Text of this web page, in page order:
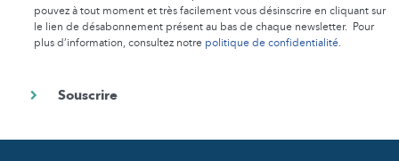
pouvez à tout moment et très facilement vous désinscrire en cliquant sur
le lien de désabonnement présent au bas de chaque newsletter. Pour
plus d’information, consultez notre politique de confidentialité.